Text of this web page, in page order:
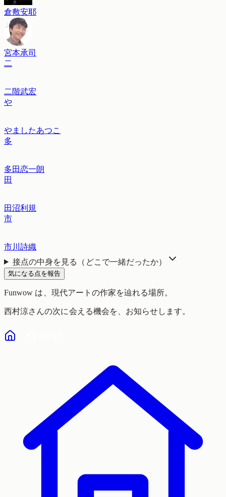
倉敷安耶
宮本承司
二
二階武宏
や
やましたあつこ
多
多田恋一朗
田
田沼利規
市
市川詩織
接点の中身を見る（どこで一緒だったか）
気になる点を報告
Funwow は、現代アートの作家を辿れる場所。
西村涼さんの次に会える機会を、お知らせします。